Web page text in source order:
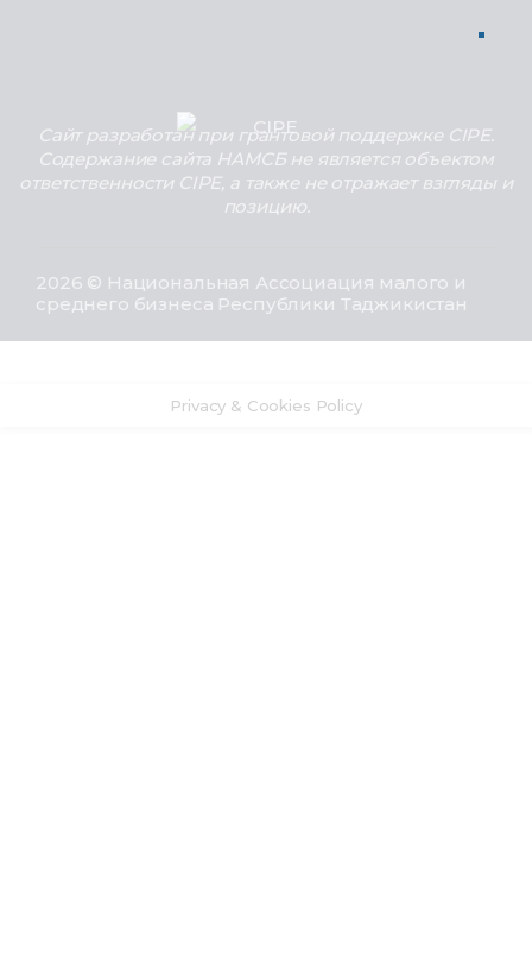
Сайт разработан при грантовой поддержке CIPE.
Содержание сайта НАМСБ не является объектом
ответственности CIPE, а также не отражает взгляды и
позицию.
2026 © Национальная Ассоциация малого и
среднего бизнеса Республики Таджикистан
Privacy & Cookies Policy